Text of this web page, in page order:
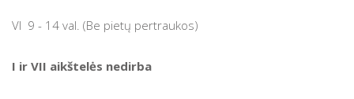
VI 9 - 14 val. (Be pietų pertraukos)
I ir VII aikštelės nedirba